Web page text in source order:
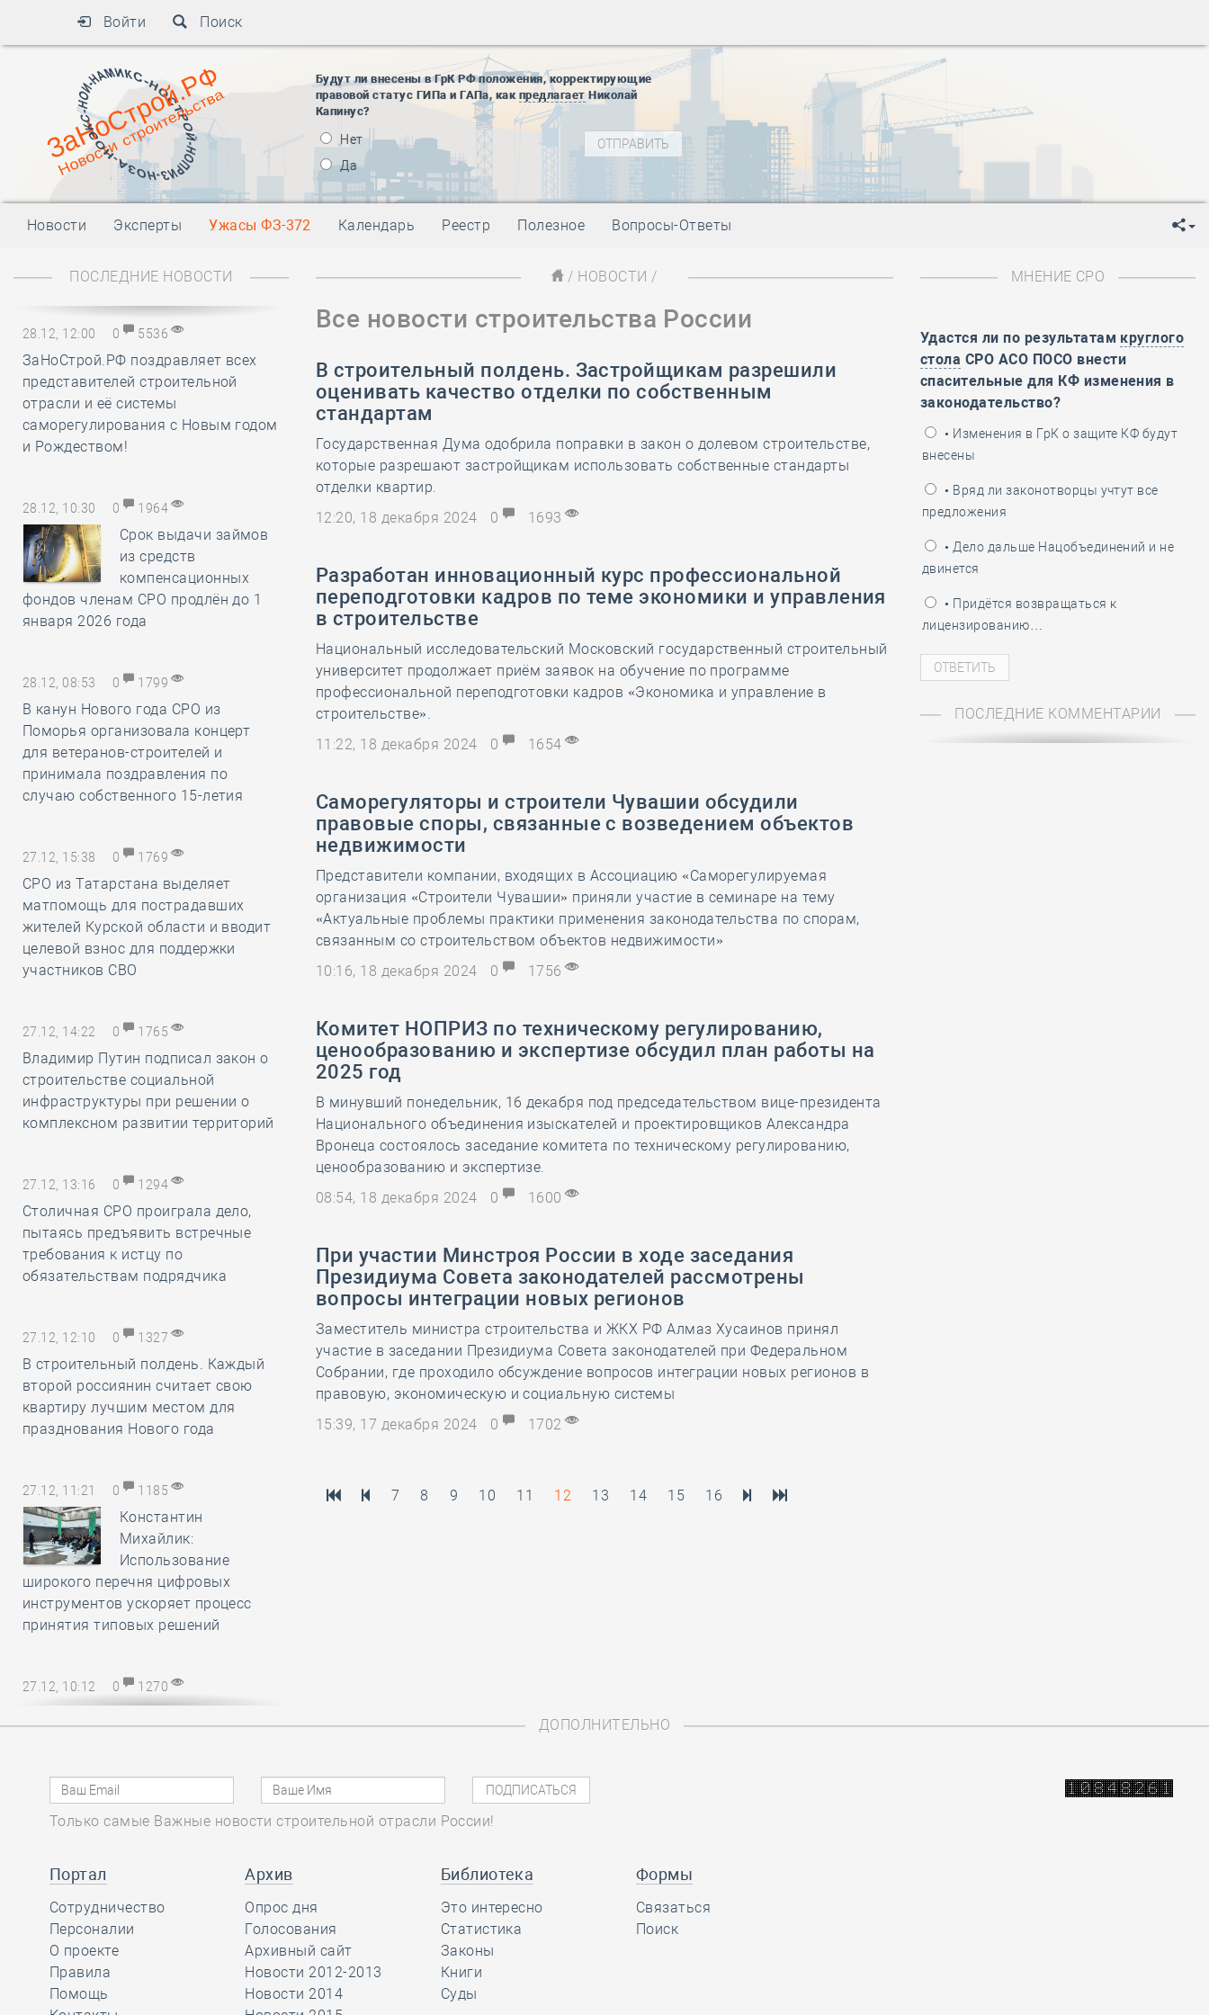
Войти Поиск
Будут ли внесены в ГрК РФ положения, корректирующие
правовой статус ГИПа и ГАПа, как предлагаетНиколай
Капинус?
Нет
Да
День Государственного флага Российской Федерации
-День знаний
-
День сотрудника органов внутренних дел РФ
27 января
День полного освобождения Ленинграда от фашистской
блокады
01 мая-
День Весны и Труда
09 мая -День Победы!
День Государственного флага Российской Федерации
10 ноября
День полного освобождения Ленинграда от фашистской
01 мая-День Весны и Труда
09 мая
Новости Эксперты Ужасы ФЗ-372 Календарь Реестр Полезное Вопросы-Ответы
ПОСЛЕДНИЕ НОВОСТИ
28.12, 12:00 0 5536
ЗаНоСтрой.РФ поздравляет всех
представителей строительной
отрасли и её системы
саморегулирования с Новым годом
и Рождеством!
28.12, 10:30 0 1964
Срок выдачи займов
из средств
компенсационных
фондов членам СРО продлён до 1
января 2026 года
28.12, 08:53 0 1799
В канун Нового года СРО из
Поморья организовала концерт
для ветеранов-строителей и
принимала поздравления по
случаю собственного 15-летия
27.12, 15:38 0 1769
СРО из Татарстана выделяет
матпомощь для пострадавших
жителей Курской области и вводит
целевой взнос для поддержки
участников СВО
27.12, 14:22 0 1765
Владимир Путин подписал закон о
строительстве социальной
инфраструктуры при решении о
комплексном развитии территорий
27.12, 13:16 0 1294
Столичная СРО проиграла дело,
пытаясь предъявить встречные
требования к истцу по
обязательствам подрядчика
27.12, 12:10 0 1327
В строительный полдень. Каждый
второй россиянин считает свою
квартиру лучшим местом для
празднования Нового года
27.12, 11:21 0 1185
Константин
Михайлик:
Использование
широкого перечня цифровых
инструментов ускоряет процесс
принятия типовых решений
27.12, 10:12 0 1270
расходов на охрану труда
отметил, что объём
работ в
строительстве вырос более, чем на
32 процента с 2019 года
/ НОВОСТИ /
Все новости строительства России
В строительный полдень. Застройщикам разрешили
оценивать качество отделки по собственным
стандартам
Государственная Дума одобрила поправки в закон о долевом строительстве,
которые разрешают застройщикам использовать собственные стандарты
отделки квартир.
12:20, 18 декабря 2024
0 1693
Разработан инновационный курс профессиональной
переподготовки кадров по теме экономики и управления
в строительстве
Национальный исследовательский Московский государственный строительный
университет продолжает приём заявок на обучение по программе
профессиональной переподготовки кадров «Экономика и управление в
строительстве».
11:22, 18 декабря 2024
0 1654
Саморегуляторы и строители Чувашии обсудили
правовые споры, связанные с возведением объектов
недвижимости
Представители компании, входящих в Ассоциацию «Саморегулируемая
организация «Строители Чувашии» приняли участие в семинаре на тему
«Актуальные проблемы практики применения законодательства по спорам,
связанным со строительством объектов недвижимости»
10:16, 18 декабря 2024
0 1756
Комитет НОПРИЗ по техническому регулированию,
ценообразованию и экспертизе обсудил план работы на
2025 год
В минувший понедельник, 16 декабря под председательством вице-президента
Национального объединения изыскателей и проектировщиков Александра
Вронеца состоялось заседание комитета по техническому регулированию,
ценообразованию и экспертизе.
08:54, 18 декабря 2024
0 1600
При участии Минстроя России в ходе заседания
Президиума Совета законодателей рассмотрены
вопросы интеграции новых регионов
Заместитель министра строительства и ЖКХ РФ Алмаз Хусаинов принял
участие в заседании Президиума Совета законодателей при Федеральном
Собрании, где проходило обсуждение вопросов интеграции новых регионов в
правовую, экономическую и социальную системы
15:39, 17 декабря 2024
0 1702
7 8 9 10 11 12 13 14 15 16
МНЕНИЕ СРО
Удастся ли по результатам круглого
стола СРО АСО ПОСО внести
спасительные для КФ изменения в
законодательство?
• Изменения в ГрК о защите КФ будут
внесены
• Вряд ли законотворцы учтут все
предложения
• Дело дальше Нацобъединений и не
двинется
• Придётся возвращаться к
лицензированию…
ПОСЛЕДНИЕ КОММЕНТАРИИ
ДОПОЛНИТЕЛЬНО
Только самые Важные новости строительной отрасли России!
Портал
Сотрудничество
Персоналии
О проекте
Правила
Помощь
Архив
Опрос дня
Голосования
Архивный сайт
Новости 2012-2013
Новости 2014
Библиотека
Это интересно
Статистика
Законы
Книги
Суды
Формы
Связаться
Поиск